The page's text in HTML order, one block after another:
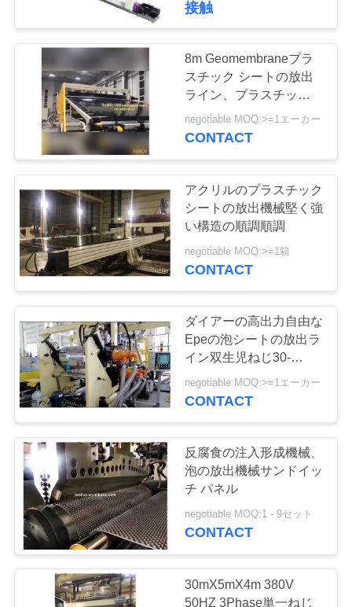
い
対ねじペレタイザ
ー
21
プラスチック破砕
機
9
meltblownの生地機
械
接触
8m Geomembraneプラ
スチック シートの放出
ライン、プラスチック放
出装置Jwell
negotiable MOQ:>=1エーカー
CONTACT
アクリルのプラスチック
シートの放出機械堅く強
い構造の順調順調
negotiable MOQ:>=1箱
CONTACT
ダイアーの高出力自由な
Epeの泡シートの放出ラ
イン双生児ねじ30-
110kw
negotiable MOQ:>=1エーカー
CONTACT
反腐食の注入形成機械、
泡の放出機械サンドイッ
チ パネル
negotiable MOQ:1 - 9セット
CONTACT
30mX5mX4m 380V
50HZ 3Phase単一ねじ